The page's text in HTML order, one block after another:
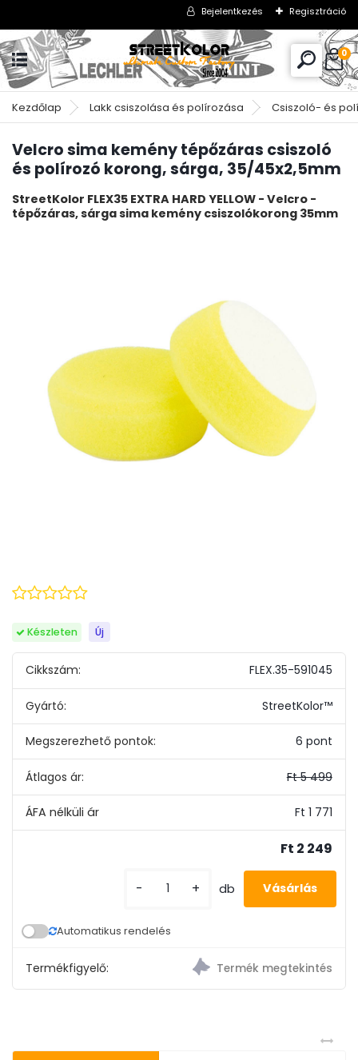
Bejelentkezés Regisztráció
0
Kezdőlap Lakk csiszolása és polírozása Csiszoló- és
Velcro sima kemény tépőzáras csiszoló
és polírozó korong, sárga, 35/45x2,5mm
StreetKolor FLEX35 EXTRA HARD YELLOW - Velcro -
tépőzáras, sárga sima kemény csiszolókorong 35mm
Készleten Új
Cikkszám: FLEX.35-591045
Gyártó: StreetKolor™
Megszerezhető pontok: 6 pont
Átlagos ár: Ft 5 499
Ft 1 771
Ft 2 249
Termékfigyelő:
- + db
Automatikus rendelés